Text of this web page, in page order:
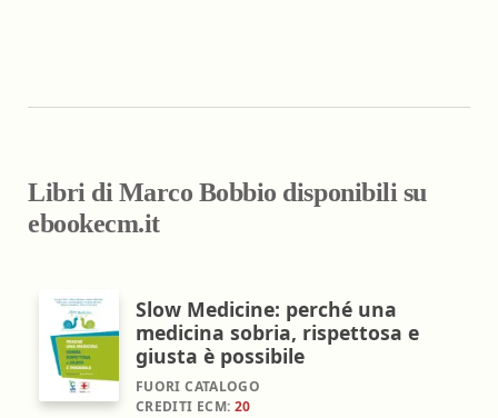
Libri di Marco Bobbio disponibili su
ebookecm.it
Slow Medicine: perché una
medicina sobria, rispettosa e
giusta è possibile
FUORI CATALOGO
CREDITI ECM: 20